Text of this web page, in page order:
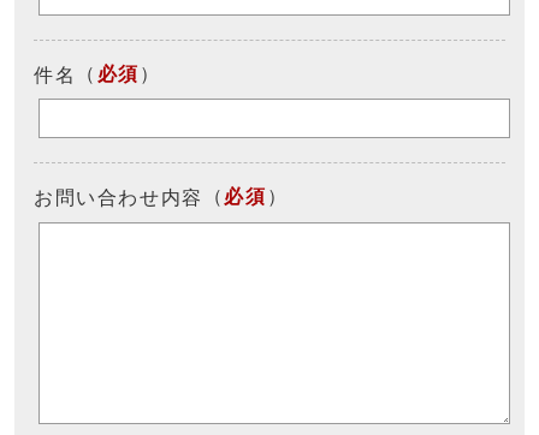
件名 （ 必須 ）
お問い合わせ内容 （ 必須 ）